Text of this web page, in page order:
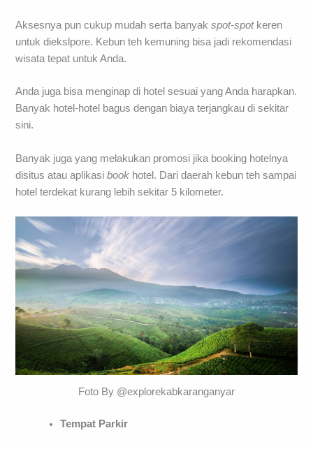
Aksesnya pun cukup mudah serta banyak spot-spotkeren
untuk diekslpore. Kebun teh kemuning bisa jadi rekomendasi
wisata tepat untuk Anda.
Anda juga bisa menginap di hotel sesuai yang Anda harapkan.
Banyak hotel-hotel bagus dengan biaya terjangkau di sekitar
sini.
Banyak juga yang melakukan promosi jika booking hotelnya
disitus atau aplikasibook hotel. Dari daerah kebun teh sampai
hotel terdekat kurang lebih sekitar 5 kilometer.
Foto By @explorekabkaranganyar
Tempat Parkir